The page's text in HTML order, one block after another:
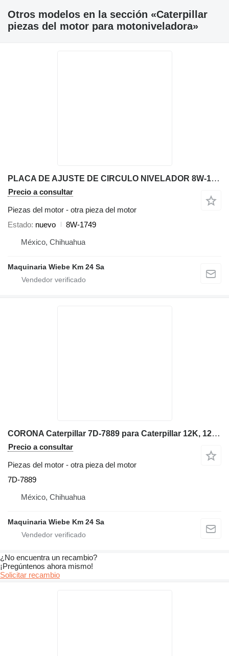
Otros modelos en la sección «Caterpillar
piezas del motor para motoniveladora»
PLACA DE AJUSTE DE CIRCULO NIVELADOR 8W-1749 otra pieza del motor para Caterpillar 140H 140K 12K 1 motoniveladora
Precio a consultar
Piezas del motor - otra pieza del motor
Estado nuevo
8W-1749
México, Chihuahua
Maquinaria Wiebe Km 24 Sa
CORONA Caterpillar 7D-7889 para Caterpillar 12K, 12G, 12H, 130G, 140G, 143H, 160G, 160H, motoniveladora
Precio a consultar
Piezas del motor - otra pieza del motor
7D-7889
México, Chihuahua
Maquinaria Wiebe Km 24 Sa
¿No encuentra un recambio?
¡Pregúntenos ahora mismo!
Solicitar recambio